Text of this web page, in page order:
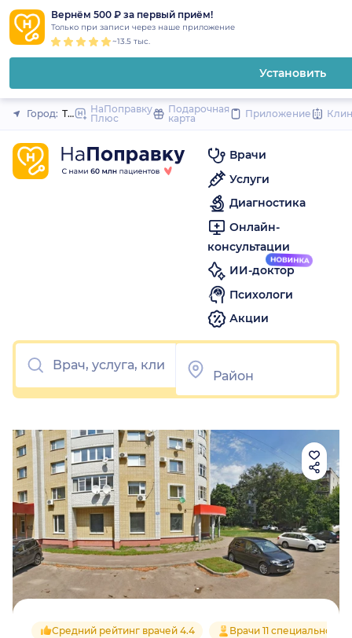
Вернём 500 ₽ за первый приём!
Только при записи через наше приложение
~13.5 тыс.
Установить
Закрыть
Город: ТамбовНаПоправку
Плюс
Подарочная
карта
Приложение
Врачи
Услуги
Диагностика
Онлайн-
консультации
ИИ-доктор
Психологи
Акции
Средний рейтинг врачей 4.4 Врачи 11